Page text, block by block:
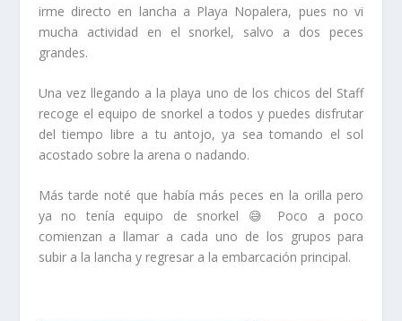
irme directo en lancha a Playa Nopalera, pues no vi
mucha actividad en el snorkel, salvo a dos peces
grandes.
Una vez llegando a la playa uno de los chicos del Staff
recoge el equipo de snorkel a todos y puedes disfrutar
del tiempo libre a tu antojo, ya sea tomando el sol
acostado sobre la arena o nadando.
Más tarde noté que había más peces en la orilla pero
ya no tenía equipo de snorkel 😅 Poco a poco
comienzan a llamar a cada uno de los grupos para
subir a la lancha y regresar a la embarcación principal.